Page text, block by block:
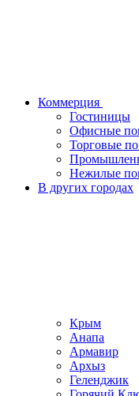
Коммерция
Гостиницы
Офисные
Торговые
Нежилые
В других городах
Крым
Анапа
Армавир
Архыз
Геленджик